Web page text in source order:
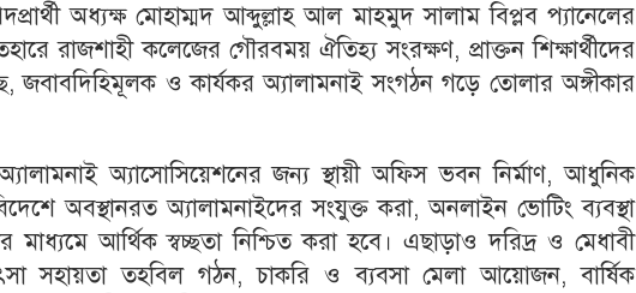
অধ্যক্ষ মোহাম্মদ আব্দুল্লাহ আল মাহমুদ সালাম বিপ্লব প্যানেলের
রাজশাহী কলেজের গৌরবময় ঐতিহ্য সংরক্ষণ, প্রাক্তন শিক্ষার্থীদের
জবাবদিহিমূলক ও কার্যকর অ্যালামনাই সংগঠন গড়ে তোলার অঙ্গীকার
অ্যাসোসিয়েশনের জন্য স্থায়ী অফিস ভবন নির্মাণ, আধুনিক
অবস্থানরত অ্যালামনাইদের সংযুক্ত করা, অনলাইন ভোটিং ব্যবস্থা
আর্থিক স্বচ্ছতা নিশ্চিত করা হবে। এছাড়াও দরিদ্র ও মেধাবী
সহায়তা তহবিল গঠন, চাকরি ও ব্যবসা মেলা আয়োজন, বার্ষিক